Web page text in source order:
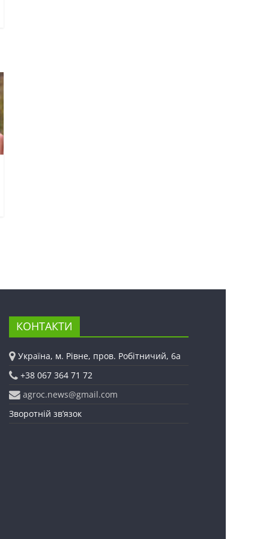
КОНТАКТИ
Україна, м. Рівне, пров. Робітничий, 6а
+38 067 364 71 72
agroc.news@gmail.com
Зворотній зв’язок